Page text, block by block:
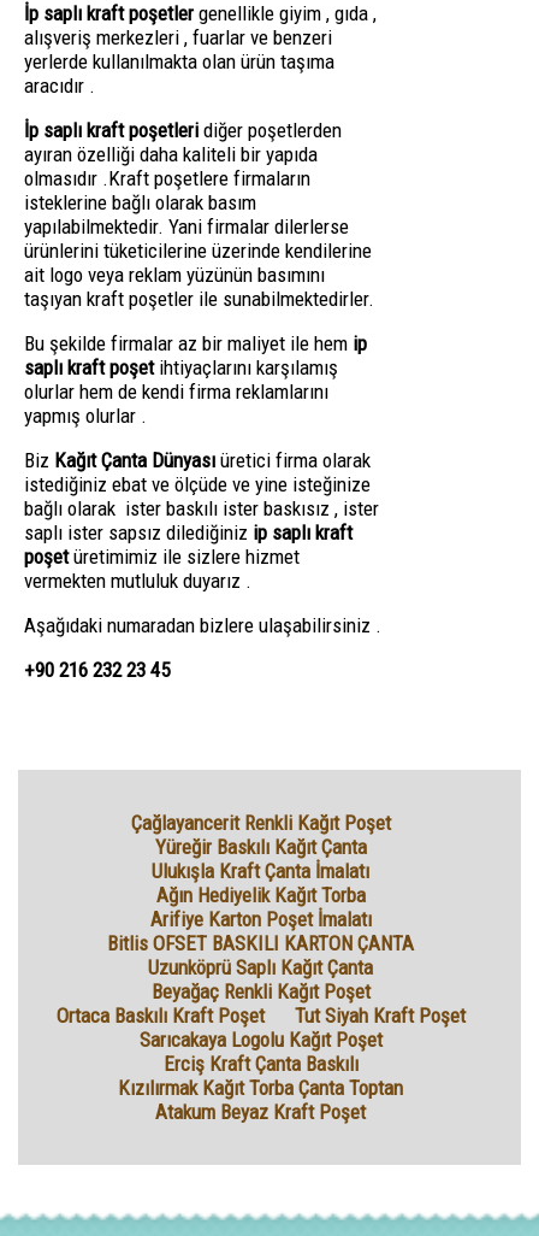
İp saplı kraft poşetlergenellikle giyim , gıda ,
alışveriş merkezleri , fuarlar ve benzeri
yerlerde kullanılmakta olan ürün taşıma
aracıdır .
İp saplı kraft poşetleri diğer poşetlerden
ayıran özelliği daha kaliteli bir yapıda
olmasıdır .Kraft poşetlere firmaların
isteklerine bağlı olarak basım
yapılabilmektedir. Yani firmalar dilerlerse
ürünlerini tüketicilerine üzerinde kendilerine
ait logo veya reklam yüzünün basımını
taşıyan kraft poşetler ile sunabilmektedirler.
Bu şekilde firmalar az bir maliyet ile hem ip
saplı kraft poşet ihtiyaçlarını karşılamış
olurlar hem de kendi firma reklamlarını
yapmış olurlar .
Biz Kağıt Çanta Dünyası üretici firma olarak
istediğiniz ebat ve ölçüde ve yine isteğinize
bağlı olarak ister baskılı ister baskısız , ister
saplı ister sapsız dilediğiniz ip saplı kraft
poşetüretimimiz ile sizlere hizmet
vermekten mutluluk duyarız .
Aşağıdaki numaradan bizlere ulaşabilirsiniz .
+90 216 232 23 45
Çağlayancerit Renkli Kağıt Poşet
Yüreğir Baskılı Kağıt Çanta
Ulukışla Kraft Çanta İmalatı
Ağın Hediyelik Kağıt Torba
Arifiye Karton Poşet İmalatı
Bitlis OFSET BASKILI KARTON ÇANTA
Uzunköprü Saplı Kağıt Çanta
Beyağaç Renkli Kağıt Poşet
Ortaca Baskılı Kraft Poşet
Tut Siyah Kraft Poşet
Sarıcakaya Logolu Kağıt Poşet
Erciş Kraft Çanta Baskılı
Kızılırmak Kağıt Torba Çanta Toptan
Atakum Beyaz Kraft Poşet